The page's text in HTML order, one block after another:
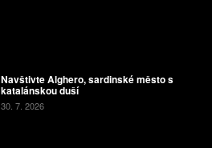
Navštivte Alghero, sardinské město s
katalánskou duší
30. 7. 2026